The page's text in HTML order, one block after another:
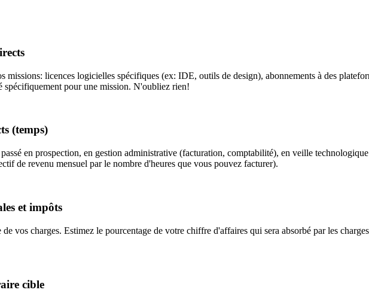
missions: licences logicielles spécifiques (ex: IDE, outils de design), abonnements à des
spécifiquement pour une mission. N'oubliez rien!
(temps)
en prospection, en gestion administrative (facturation, comptabilité), en veille
de revenu mensuel par le nombre d'heures que vous pouvez facturer).
et impôts
vos charges. Estimez le pourcentage de votre chiffre d'affaires qui sera absorbé par les
cible